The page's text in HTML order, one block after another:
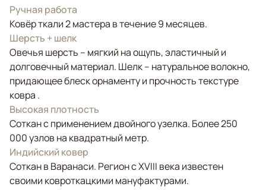
Ручная работа
Ковёр ткали 2 мастера в течение 9 месяцев.
Шерсть + шелк
Овечья шерсть – мягкий на ощупь, эластичный и
долговечный материал. Шелк – натуральное волокно,
придающее блеск орнаменту и прочность текстуре
ковра .
Высокая плотность
Соткан с применением двойного узелка. Более 250
000 узлов на квадратный метр.
Индийский ковер
Соткан в Варанаси. Регион с XVIII века известен
своими ковроткацкими мануфактурами.